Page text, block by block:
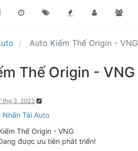
Auto Kiếm Thế Origin - VNG
Thế Origin - VNG
thg 3, 2023
Nhấn Tải Auto
Thế Origin - VNG
được ưu tiên phát triển!